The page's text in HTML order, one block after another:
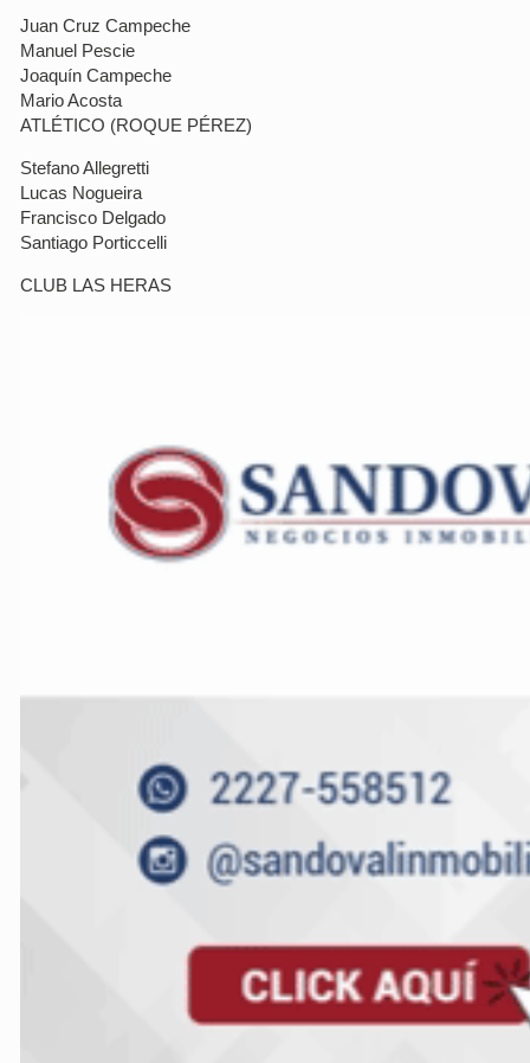
Juan Cruz Campeche
Manuel Pescie
Joaquín Campeche
Mario Acosta
ATLÉTICO (ROQUE PÉREZ)
Stefano Allegretti
Lucas Nogueira
Francisco Delgado
Santiago Porticcelli
CLUB LAS HERAS